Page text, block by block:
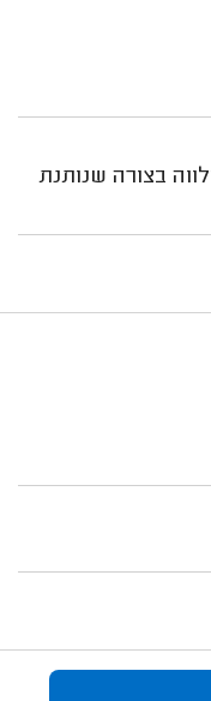
בצורה שנותנת